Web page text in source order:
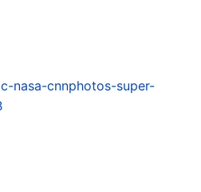
nasa-cnnphotos-super-